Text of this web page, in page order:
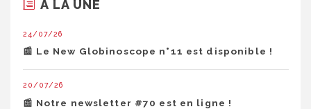
À LA UNE
24/07/26
📰 Le New Globinoscope n°11 est disponible !
20/07/26
📰 Notre newsletter #70 est en ligne !